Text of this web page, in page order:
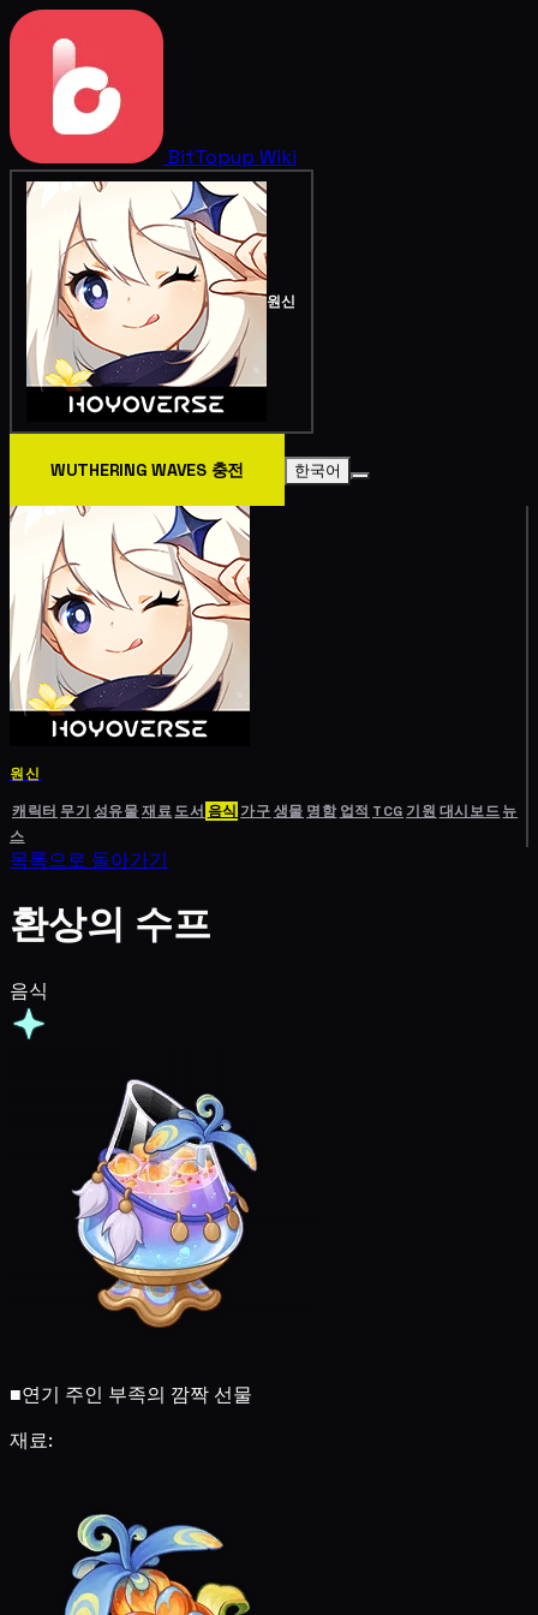
BitTopup Wiki
원신
WUTHERING WAVES 충전 한국어
원신
캐릭터 무기 성유물재료도서 음식 가구생물 명함 업적 TCG기원 대시보드뉴
스
목록으로 돌아가기
환상의 수프
음식
■연기 주인 부족의 깜짝 선물
재료: